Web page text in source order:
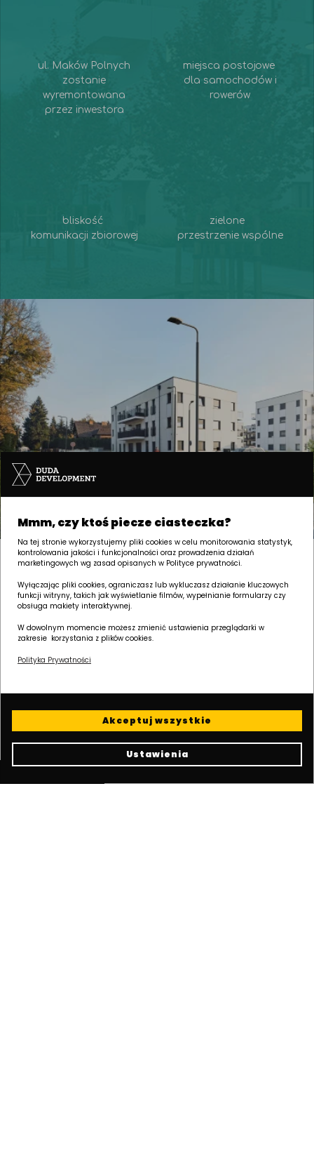
Mmm, czy ktoś piecze ciasteczka?
Na tej stronie wykorzystujemy pliki cookies w celu monitorowania statystyk,
kontrolowania jakości i funkcjonalności oraz prowadzenia działań
marketingowych wg zasad opisanych w Polityce prywatności.
Wyłączając pliki cookies, ograniczasz lub wykluczasz działanie kluczowych
funkcji witryny, takich jak wyświetlanie filmów, wypełnianie formularzy czy
obsługa makiety interaktywnej.
W dowolnym momencie możesz zmienić ustawienia przeglądarki w
zakresie korzystania z plików cookies.
Polityka Prywatności
Ustawienia
Akceptuj wszystkie
ul. Maków Polnych
zostanie
wyremontowana
przez inwestora
miejsca postojowe
dla samochodów i
rowerów
bliskość
komunikacji zbiorowej
zielone
przestrzenie wspólne
Blisko Twoich
potrzeb
Do każdej realizacji podchodzimy
kompleksowo, myśląc nie tylko o projekcie
miejscu stawiamy potrzeby mieszkańców.
Rozumiemy, że nikt nie lubi brnąć
w błocie w drodze do domu i co tydzień
odwiedzać myjni, żeby wyczyścić ochlapany
samochód.